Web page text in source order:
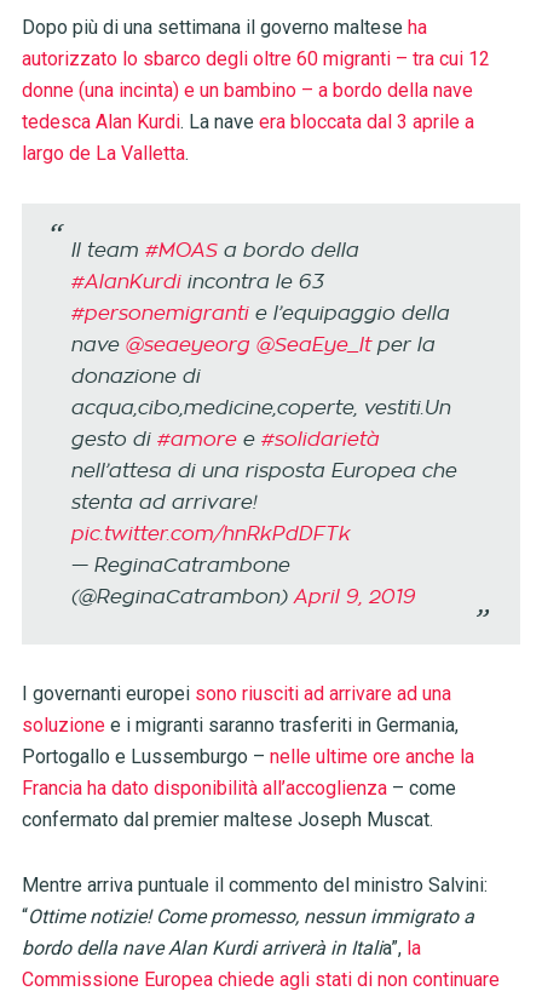
Dopo più di una settimana il governo maltese ha
autorizzato lo sbarco degli oltre 60 migranti – tra cui 12
donne (una incinta) e un bambino – a bordo della nave
tedesca Alan Kurdi. La nave era bloccata dal 3 aprile a
largo de La Valletta.
Il team #MOASa bordo della
#AlanKurdiincontra le 63
#personemigrantie l’equipaggio della
nave @seaeyeorg @SeaEye_Itper la
donazione di
acqua,cibo,medicine,coperte, vestiti.Un
gesto di #amoree #solidarietà
nell’attesa di una risposta Europea che
stenta ad arrivare!
pic.twitter.com/hnRkPdDFTk
— ReginaCatrambone
(@ReginaCatrambon) April 9, 2019
I governanti europei sono riusciti ad arrivare ad una
soluzionee i migranti saranno trasferiti in Germania,
Portogallo e Lussemburgo – nelle ultime ore anche la
Francia ha dato disponibilità all’accoglienza– come
confermato dal premier maltese Joseph Muscat.
Mentre arriva puntuale il commento del ministro Salvini:
“Ottime notizie! Come promesso, nessun immigrato a
bordo della nave Alan Kurdi arriverà in Italia”, la
Commissione Europea chiede agli stati di non continuare